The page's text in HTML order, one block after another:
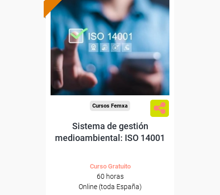
Formación 100%
subvencionada.
Para desempleados,
trabajadores y autónomos.
Sector
-Metal.
Cursos Femxa
Sistema de gestión
medioambiental: ISO 14001
Curso Gratuito
60 horas
Online (toda España)